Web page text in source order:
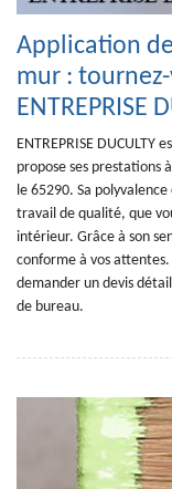
Application
mur :
ENTREPRISE
ENTREPRISE
propose ses prestations
le 65290. Sa
travail de qualité, que
intérieur. Grâce à son
conforme à vos
demander un devis
de bureau.